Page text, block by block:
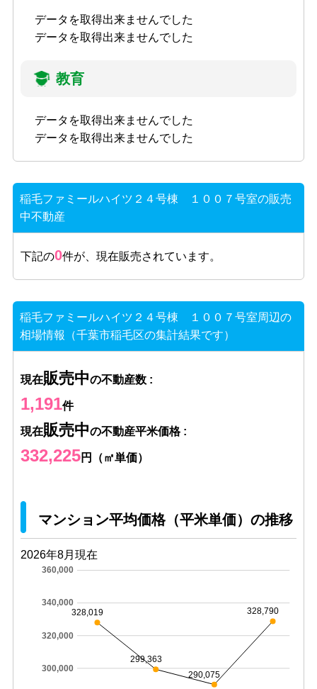
データを取得出来ませんでした
データを取得出来ませんでした
教育
データを取得出来ませんでした
データを取得出来ませんでした
稲毛ファミールハイツ２４号棟 １００７号室の販売
中不動産
下記の0件が、現在販売されています。
稲毛ファミールハイツ２４号棟 １００７号室周辺の
相場情報（千葉市稲毛区の集計結果です）
現在販売中の不動産数 :
1,191件
現在販売中の不動産平米価格 :
332,225円（㎡単価）
マンション平均価格（平米単価）の推移
2026年8月現在
300,000
320,000
340,000
360,000
328,019
299,363
290,075
328,790